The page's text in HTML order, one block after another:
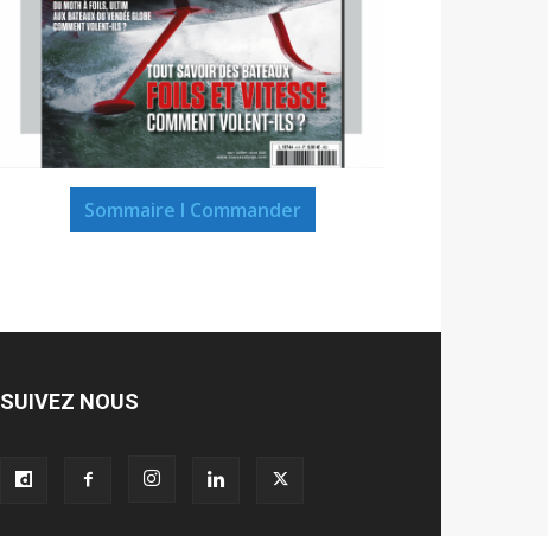
Sommaire I Commander
SUIVEZ NOUS